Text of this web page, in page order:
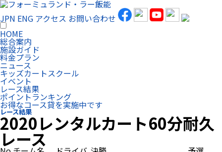
JPN ENG アクセス お問い合わせ
HOME
総合案内
施設ガイド
料金プラン
ニュース
キッズカートスクール
イベント
レース結果
ポイントランキング
お得なコース貸を実施中です
レース結果
2020レンタルカート60分耐久
レース